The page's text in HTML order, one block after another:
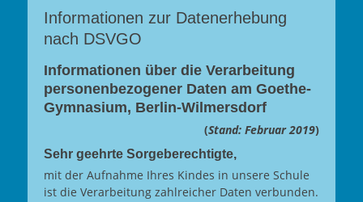
Informationen zur Datenerhebung
nach DSVGO
Informationen über die Verarbeitung
personenbezogener Daten am Goethe-
Gymnasium, Berlin-Wilmersdorf
(Stand: Februar 2019)
Sehr geehrte Sorgeberechtigte,
mit der Aufnahme Ihres Kindes in unsere Schule
ist die Verarbeitung zahlreicher Daten verbunden.